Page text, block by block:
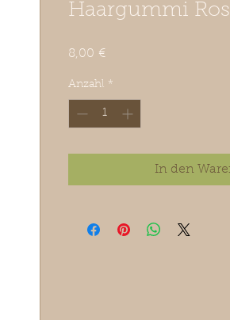
Haargummi
8,00 €Preis
Anzahl *
In den